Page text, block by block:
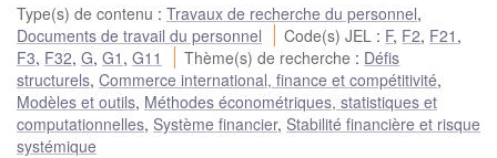
Type(s) de contenu : Travaux de recherche du personnel,
Documents de travail du personnel
Code(s) JEL : F, F2, F21 ,
F3, F32, G, G1 , G11 Thème(s) de recherche : Défis
structurels, Commerce international, finance et compétitivité,
Modèles et outils, Méthodes économétriques, statistiques et
computationnelles, Système financier, Stabilité financière et risque
systémique